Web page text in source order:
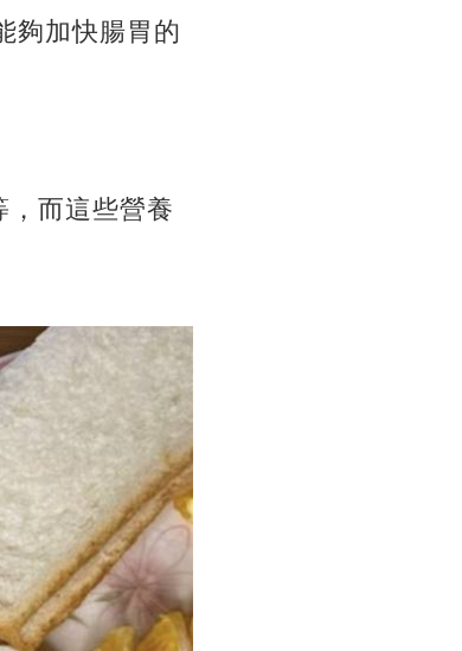
夠加快腸胃的
而這些營養